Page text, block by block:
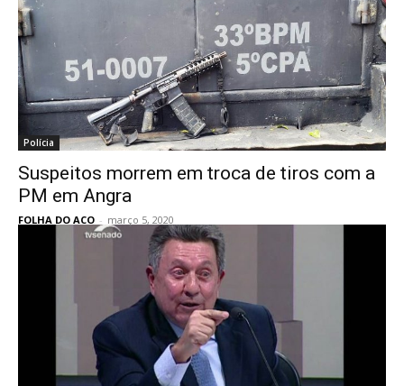
Polícia
Suspeitos morrem em troca de tiros com a
PM em Angra
FOLHA DO ACO - março 5, 2020